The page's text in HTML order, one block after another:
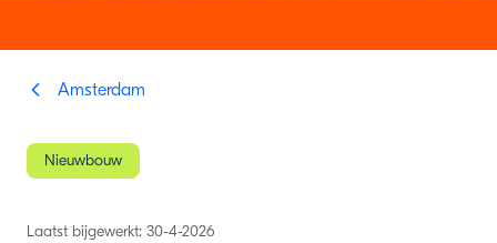
Amsterdam
Nieuwbouw
Laatst bijgewerkt: 30-4-2026